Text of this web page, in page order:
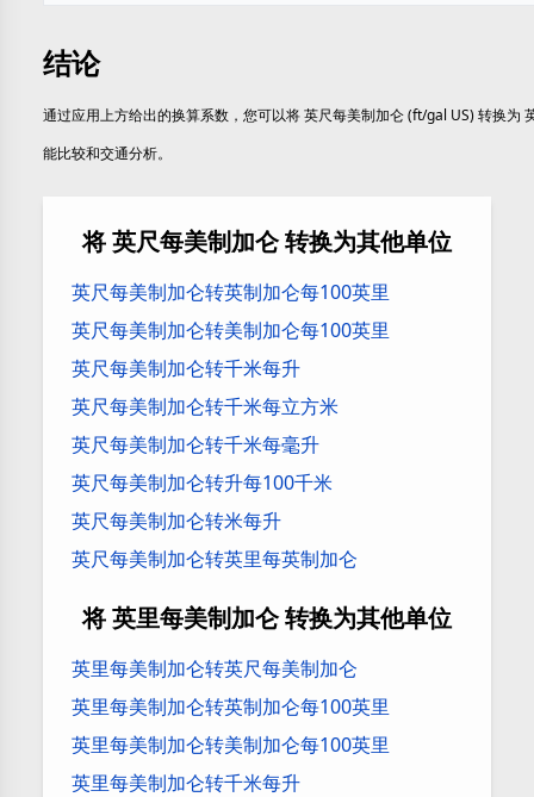
结论
通过应用上方给出的换算系数，您可以将 英尺每美制加仑 (ft/gal US) 转换为
能比较和交通分析。
将 英尺每美制加仑 转换为其他单位
英尺每美制加仑转英制加仑每100英里
英尺每美制加仑转美制加仑每100英里
英尺每美制加仑转千米每升
英尺每美制加仑转千米每立方米
英尺每美制加仑转千米每毫升
英尺每美制加仑转升每100千米
英尺每美制加仑转米每升
英尺每美制加仑转英里每英制加仑
将 英里每美制加仑 转换为其他单位
英里每美制加仑转英尺每美制加仑
英里每美制加仑转英制加仑每100英里
英里每美制加仑转美制加仑每100英里
英里每美制加仑转千米每升